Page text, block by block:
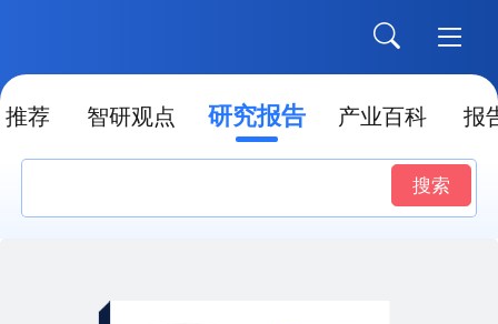
推荐 智研观点 研究报告 产业百科 报
搜索